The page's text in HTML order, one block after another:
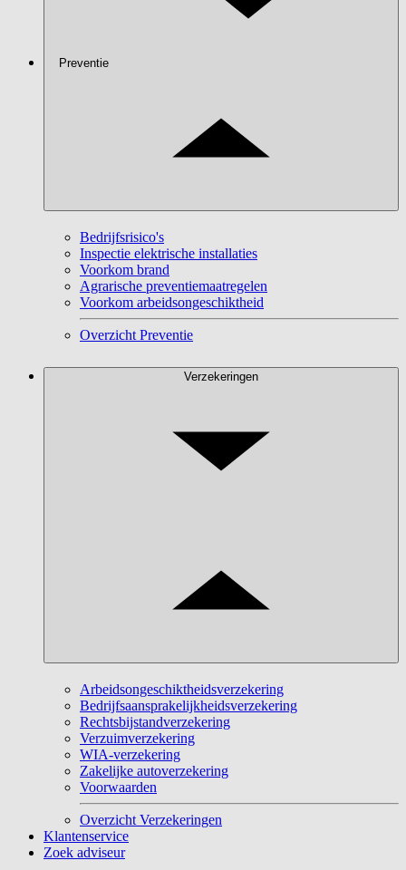
Preventie
Bedrijfsrisico's
Inspectie elektrische installaties
Voorkom brand
Agrarische preventiemaatregelen
Voorkom arbeidsongeschiktheid
Overzicht Preventie
Verzekeringen
Arbeidsongeschiktheidsverzekering
Bedrijfsaansprakelijkheidsverzekering
Rechtsbijstandverzekering
Verzuimverzekering
WIA-verzekering
Zakelijke autoverzekering
Voorwaarden
Overzicht Verzekeringen
Klantenservice
Zoek adviseur